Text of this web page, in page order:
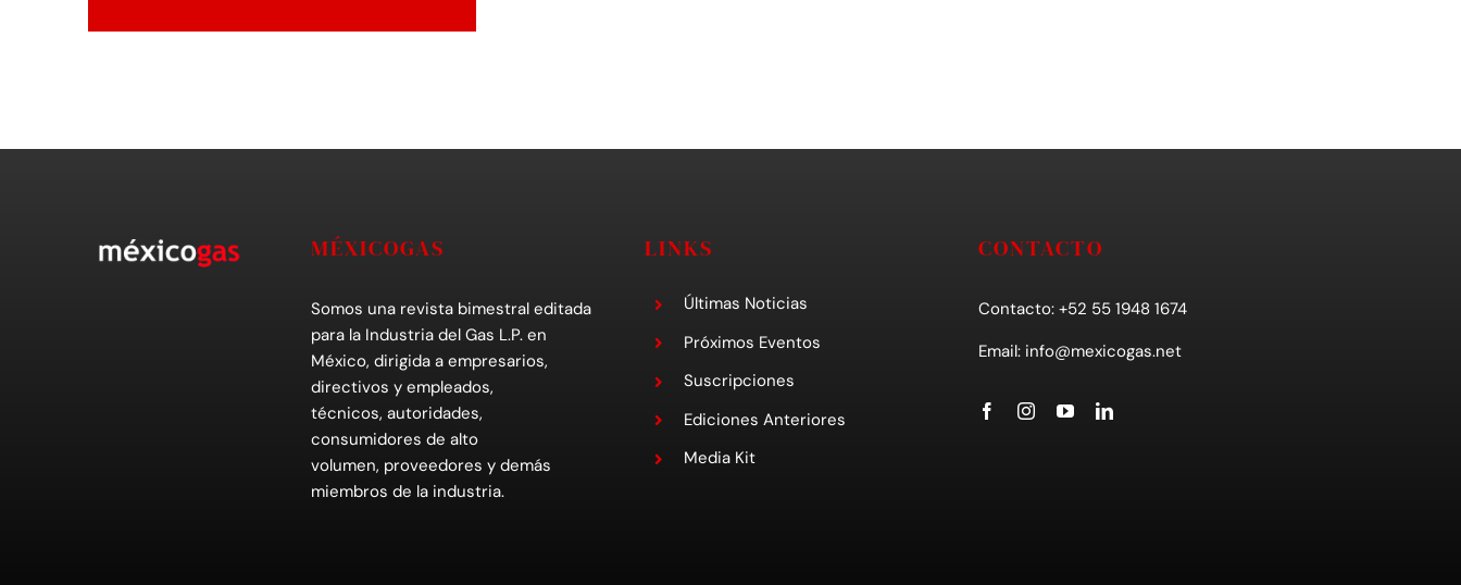
MÉXICOGAS
Somos una revista bimestral editada
para la Industria del Gas L.P. en
México, dirigida a empresarios,
directivos y empleados,
técnicos, autoridades,
consumidores de alto
volumen, proveedores y demás
miembros de la industria.
LINKS
Últimas Noticias
Próximos Eventos
Suscripciones
Ediciones Anteriores
Media Kit
CONTACTO
Contacto: +52 55 1948 1674
Email: info@mexicogas.net